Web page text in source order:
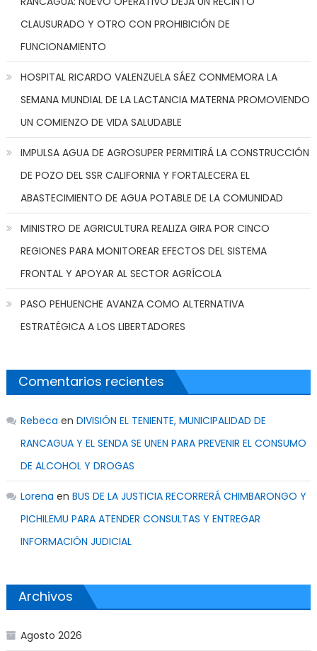
CLAUSURADO Y OTRO CON PROHIBICIÓN DE
FUNCIONAMIENTO
HOSPITAL RICARDO VALENZUELA SÁEZ CONMEMORA LA
SEMANA MUNDIAL DE LA LACTANCIA MATERNA PROMOVIENDO
UN COMIENZO DE VIDA SALUDABLE
IMPULSA AGUA DE AGROSUPER PERMITIRÁ LA CONSTRUCCIÓN
DE POZO DEL SSR CALIFORNIA Y FORTALECERA EL
ABASTECIMIENTO DE AGUA POTABLE DE LA COMUNIDAD
MINISTRO DE AGRICULTURA REALIZA GIRA POR CINCO
REGIONES PARA MONITOREAR EFECTOS DEL SISTEMA
FRONTAL Y APOYAR AL SECTOR AGRÍCOLA
PASO PEHUENCHE AVANZA COMO ALTERNATIVA
ESTRATÉGICA A LOS LIBERTADORES
Comentarios recientes
Rebeca en DIVISIÓN EL TENIENTE, MUNICIPALIDAD DE
RANCAGUA Y EL SENDA SE UNEN PARA PREVENIR EL CONSUMO
DE ALCOHOL Y DROGAS
Lorena en BUS DE LA JUSTICIA RECORRERÁ CHIMBARONGO Y
PICHILEMU PARA ATENDER CONSULTAS Y ENTREGAR
INFORMACIÓN JUDICIAL
Archivos
Agosto 2026